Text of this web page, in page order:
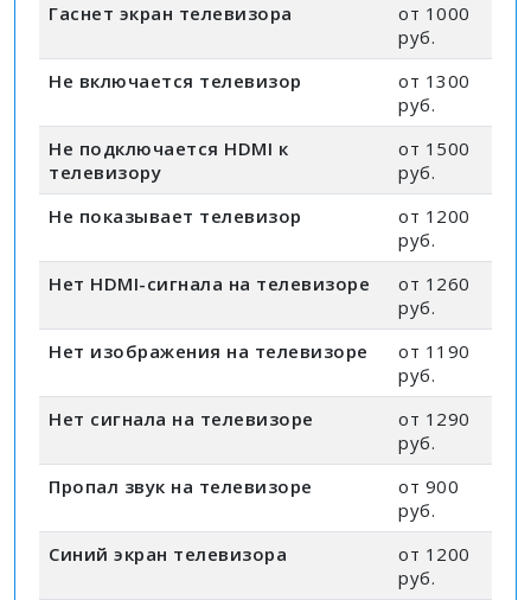
Гаснет экран телевизора
от 1000
руб.
Не включается телевизор
от 1300
руб.
Не подключается HDMI к
телевизору
от 1500
руб.
Не показывает телевизор
от 1200
руб.
Нет HDMI-сигнала на телевизоре
от 1260
руб.
Нет изображения на телевизоре
от 1190
руб.
Нет сигнала на телевизоре
от 1290
руб.
Пропал звук на телевизоре
от 900
руб.
Синий экран телевизора
от 1200
руб.